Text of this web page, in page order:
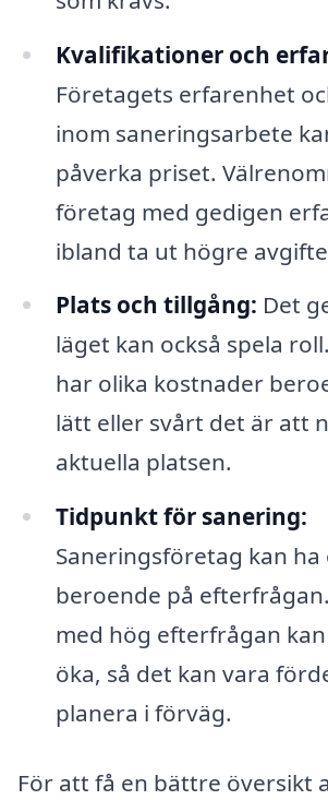
Kvalifikationer och
Företagets erfarenhet
inom saneringsarbete
påverka priset.
företag med gedigen
ibland ta ut högre
Plats och tillgång: Det
läget kan också spela
har olika kostnader
lätt eller svårt det är att
aktuella platsen.
Tidpunkt för sanering:
Saneringsföretag kan
beroende på
med hög efterfrågan
öka, så det kan vara
planera i förväg.
För att få en bättre översikt